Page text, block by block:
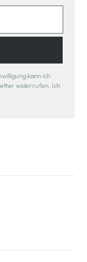
kann ich
widerrufen. Ich